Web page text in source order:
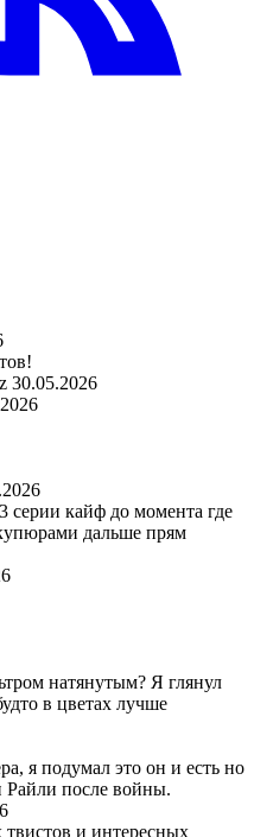
30.05.2026
серии кайф до момента где
дальше прям
натянутым? Я глянул
в цветах лучше
я подумал это он и есть но
Райли после войны.
твистов и интересных